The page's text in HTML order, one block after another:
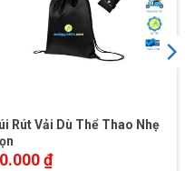
Rút Vải Dù Thể Thao Nhẹ
₫